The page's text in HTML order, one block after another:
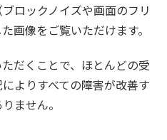
ロックノイズや画面のフリ
画像をご覧いただけます。
だくことで、ほとんどの受
よりすべての障害が改善す
ません。